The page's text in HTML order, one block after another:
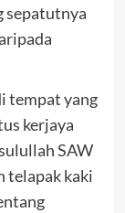
sepatutnya
tempat yang
kerjaya
SAW
telapak kaki